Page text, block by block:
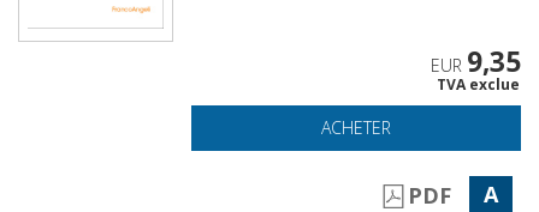
EUR 9,35
TVA exclue
ACHETER
PDF A